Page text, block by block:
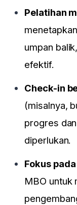
Pelatihan
umpan
efektif.
Check-in
(misalnya,
progres
diperlukan.
Fokus
MBO untuk